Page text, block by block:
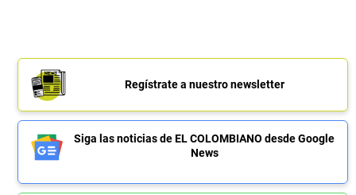
Regístrate a nuestro newsletter
Siga las noticias de EL COLOMBIANO desde Google
News